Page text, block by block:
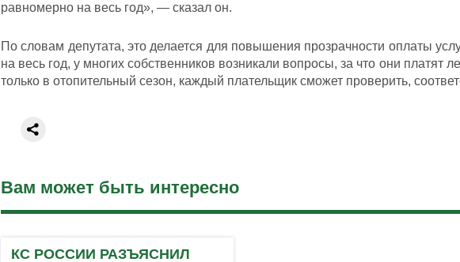
равномерно на весь год», — сказал он.
По словам депутата, это делается для повышения прозрачности оплаты
на весь год, у многих собственников возникали вопросы, за что они платят
только в отопительный сезон, каждый плательщик сможет проверить,
Вам может быть интересно
КС РОССИИ РАЗЪЯСНИЛ